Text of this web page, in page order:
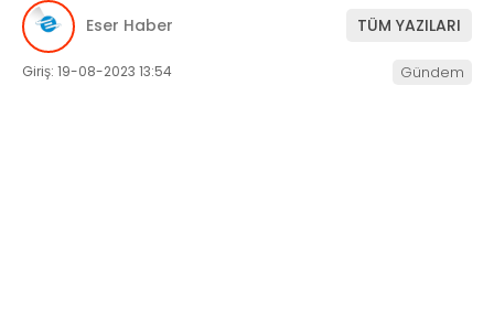
Eser Haber TÜM YAZILARI
Giriş: 19-08-2023 13:54 Gündem